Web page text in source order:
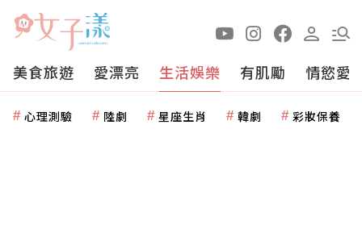
美食旅遊 愛漂亮 生活娛樂 有肌勵 情慾愛
心理測驗 陸劇 星座生肖 韓劇 彩妝保養